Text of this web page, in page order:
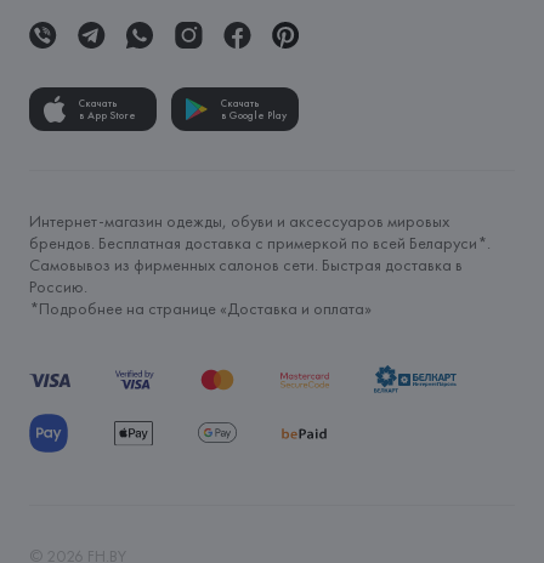
Скачать
в App Store
Скачать
в Google Play
Интернет-магазин одежды, обуви и аксессуаров мировых
брендов. Бесплатная доставка с примеркой по всей Беларуси*.
Самовывоз из фирменных салонов сети. Быстрая доставка в
Россию.
*Подробнее на странице «Доставка и оплата»
© 2026 FH.BY